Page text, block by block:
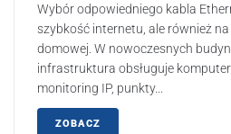
Wybór odpowiedniego kabla
szybkość internetu, ale również na
domowej. W nowoczesnych
infrastruktura obsługuje
monitoring IP, punkty...
ZOBACZ